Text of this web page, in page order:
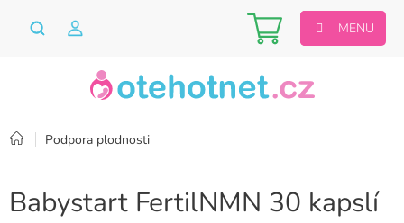
Nákupní
košík
DomůPodpora plodnosti
Babystart FertilNMN 30 kapslí